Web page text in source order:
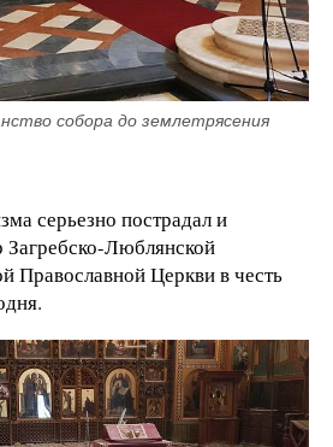
собора до землетрясения
серьезно пострадал и
Люблянской
Православной Церкви в честь